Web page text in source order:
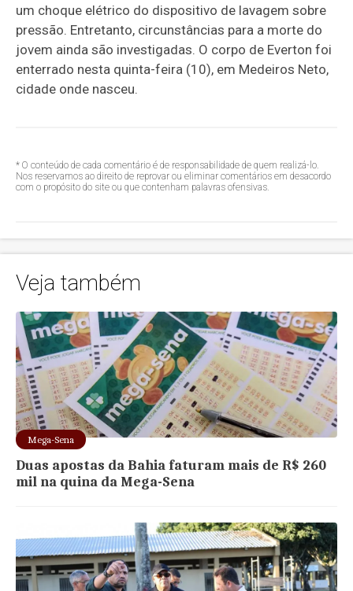
um choque elétrico do dispositivo de lavagem sobre
pressão. Entretanto, circunstâncias para a morte do
jovem ainda são investigadas. O corpo de Everton foi
enterrado nesta quinta-feira (10), em Medeiros Neto,
cidade onde nasceu.
* O conteúdo de cada comentário é de responsabilidade de quem realizá-lo.
Nos reservamos ao direito de reprovar ou eliminar comentários em desacordo
com o propósito do site ou que contenham palavras ofensivas.
Veja também
Mega-Sena
Duas apostas da Bahia faturam mais de R$ 260
mil na quina da Mega-Sena